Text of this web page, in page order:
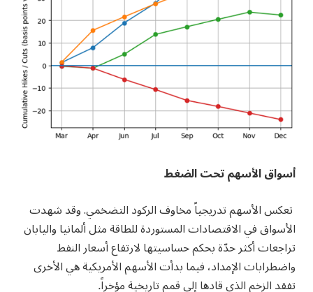
أسواق الأسهم تحت الضغط
تعكس الأسهم تدريجياً مخاوف الركود التضخمي. وقد شهدت
الأسواق في الاقتصادات المستوردة للطاقة مثل ألمانيا واليابان
تراجعات أكثر حدّة بحكم حساسيتها لارتفاع أسعار النفط
واضطرابات الإمداد، فيما بدأت الأسهم الأمريكية هي الأخرى
تفقد الزخم الذي قادها إلى قمم تاريخية مؤخراً.